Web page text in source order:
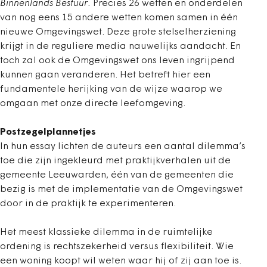
Binnenlands Bestuur. Precies 26 wetten en onderdelen
van nog eens 15 andere wetten komen samen in één
nieuwe Omgevingswet. Deze grote stelselherziening
krijgt in de reguliere media nauwelijks aandacht. En
toch zal ook de Omgevingswet ons leven ingrijpend
kunnen gaan veranderen. Het betreft hier een
fundamentele herijking van de wijze waarop we
omgaan met onze directe leefomgeving.
Postzegelplannetjes
In hun essay lichten de auteurs een aantal dilemma’s
toe die zijn ingekleurd met praktijkverhalen uit de
gemeente Leeuwarden, één van de gemeenten die
bezig is met de implementatie van de Omgevingswet
door in de praktijk te experimenteren.
Het meest klassieke dilemma in de ruimtelijke
ordening is rechtszekerheid versus flexibiliteit. Wie
een woning koopt wil weten waar hij of zij aan toe is.